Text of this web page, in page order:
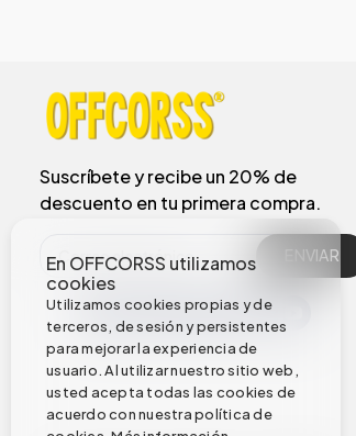
En OFFCORSS utilizamos
cookies
Utilizamos cookies propias y de
terceros, de sesión y persistentes
para mejorar la experiencia de
usuario. Al utilizar nuestro sitio web,
usted acepta todas las cookies de
acuerdo con nuestra política de
Suscríbete y recibe un 20% de
descuento en tu primera compra.
ENVIAR